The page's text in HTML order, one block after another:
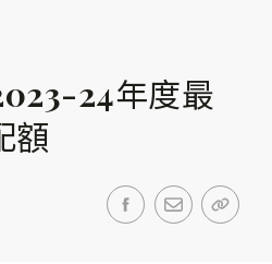
24年度最
額